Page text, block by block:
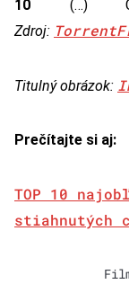
10
(…)
Zdroj:
Titulný obrázok:
Prečítajte si aj:
TOP 10
stiahnutých